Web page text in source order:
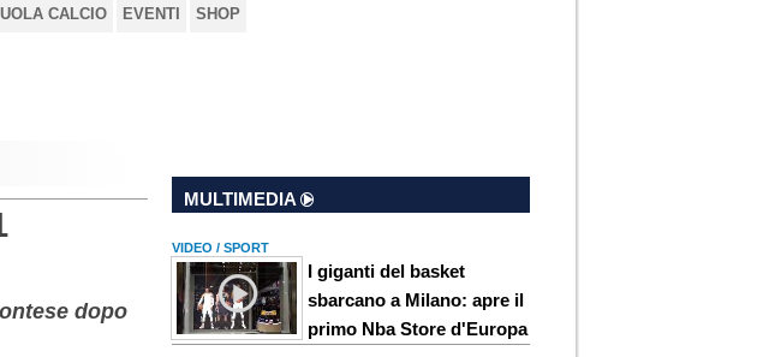
CALCIO EVENTI SHOP
dopo
MULTIMEDIA
VIDEO / SPORT
I giganti del basket
sbarcano a Milano: apre il
primo Nba Store d'Europa